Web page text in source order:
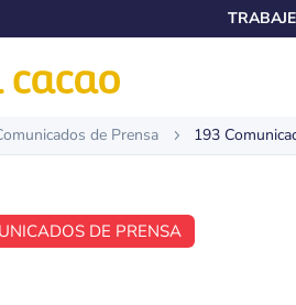
de Prensa 5 193
DE PRENSA